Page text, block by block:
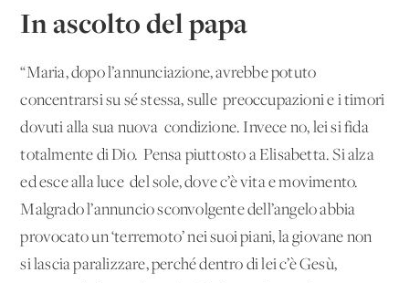
In ascolto del papa
“Maria, dopo l’annunciazione, avrebbe potuto
concentrarsi su sé stessa, sulle preoccupazioni e i timori
dovuti alla sua nuova condizione. Invece no, lei si fida
totalmente di Dio. Pensa piuttosto a Elisabetta. Si alza
ed esce alla luce del sole, dove c’è vita e movimento.
Malgrado l’annuncio sconvolgente dell’angelo abbia
provocato un ‘terremoto’ nei suoi piani, la giovane non
si lascia paralizzare, perché dentro di lei c’è Gesù,